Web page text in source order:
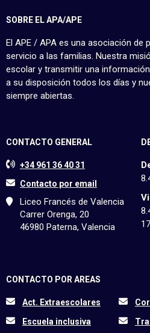
SOBRE EL APA/APE
El APE / APA es una asociación de
servicio a las familias. Nuestra
escolar y transmitir una
a su disposición todos los días y
siempre abiertas.
CONTACTO GENERAL
+34 961 36 40 31
Contacto por email
Liceo Francés de Valencia
Carrer Orenga, 20
46980 Paterna, Valencia
CONTACTO POR AREAS
Act. Extraescolares
Escuela inclusiva